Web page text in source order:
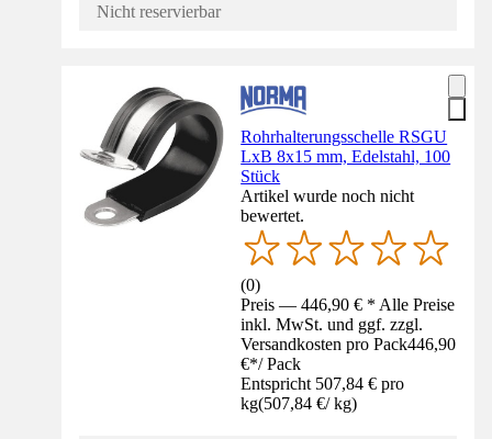
Nicht reservierbar
Rohrhalterungsschelle RSGU
LxB 8x15 mm, Edelstahl, 100
Stück
Artikel wurde noch nicht
bewertet.
(0)
Preis — 446,90 € * Alle Preise
inkl. MwSt. und ggf. zzgl.
Versandkosten pro Pack446,90
€*/ Pack
Entspricht 507,84 € pro
kg(507,84 €/ kg)